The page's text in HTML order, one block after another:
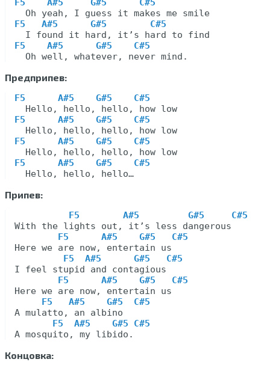
F5    A#5     G#5      C#5
F5   A#5      G#5        C#5
F5    A#5      G#5    C#5
Предприпев:
F5      A#5    G#5    C#5
F5      A#5    G#5    C#5
F5      A#5    G#5    C#5
F5      A#5    G#5    C#5
Припев:
F5        A#5         G#5     C#5
With the lights out, it’s less dangerous
F5      A#5    G#5   C#5
Here we are now, entertain us
F5  A#5      G#5   C#5
I feel stupid and contagious
F5      A#5    G#5   C#5
Here we are now, entertain us
F5   A#5    G#5  C#5
A mulatto, an albino
F5  A#5    G#5 C#5
Концовка: